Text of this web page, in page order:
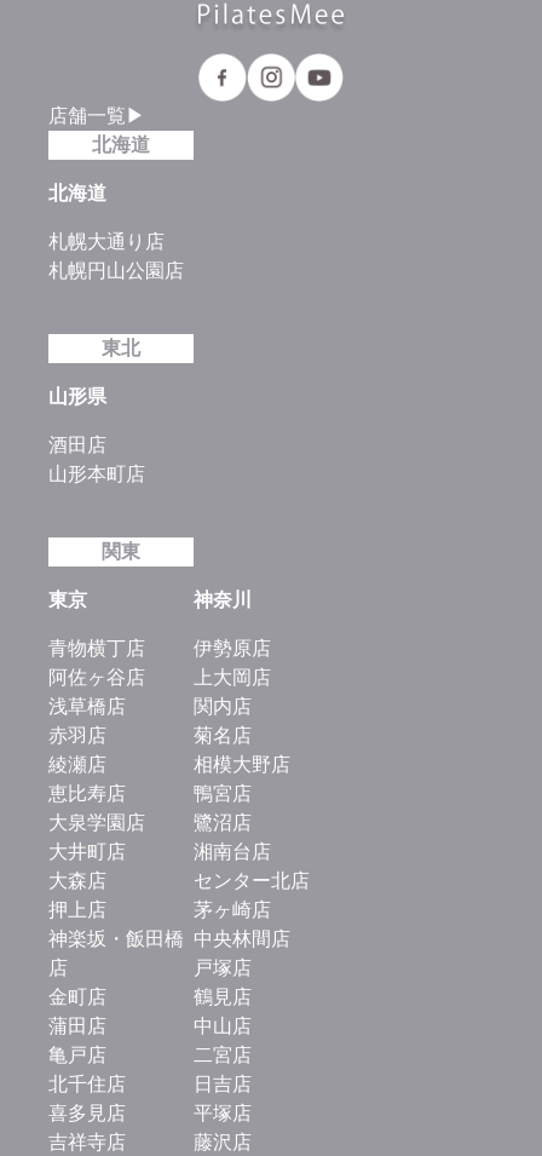
店舗一覧▶
北海道
北海道
札幌大通り店
札幌円山公園店
東北
山形県
酒田店
山形本町店
関東
東京
青物横丁店
阿佐ヶ谷店
浅草橋店
赤羽店
綾瀬店
恵比寿店
大泉学園店
大井町店
大森店
押上店
神楽坂・飯田橋
店
金町店
蒲田店
亀戸店
北千住店
喜多見店
吉祥寺店
神奈川
伊勢原店
上大岡店
関内店
菊名店
相模大野店
鴨宮店
鷺沼店
湘南台店
センター北店
茅ヶ崎店
中央林間店
戸塚店
鶴見店
中山店
二宮店
日吉店
平塚店
藤沢店